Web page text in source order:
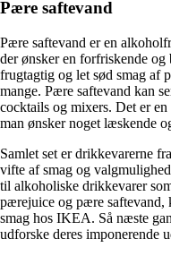
Pære saftevand
Pære saftevand er en
der ønsker en forfriskende
frugtagtig og let sød smag af
mange. Pære saftevand kan
cocktails og mixers. Det er
man ønsker noget læskende
Samlet set er drikkevarerne
vifte af smag og
til alkoholiske drikkevarer
pærejuice og pære saftevand,
smag hos IKEA. Så næste
udforske deres imponerende